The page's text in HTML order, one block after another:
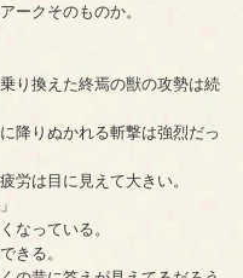
ークそのものか。
り換えた終焉の獣の攻勢は続
降りぬかれる斬撃は強烈だっ
労は目に見えて大きい。
なっている。
きる。